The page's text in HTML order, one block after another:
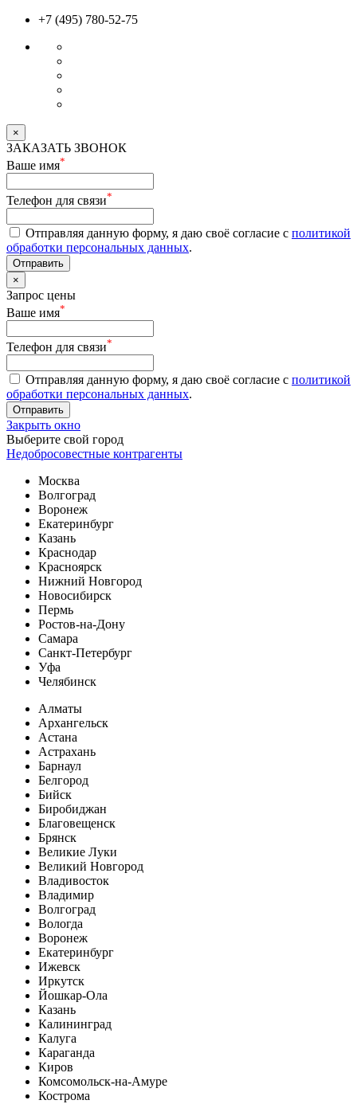
+7 (495) 780-52-75
×
ЗАКАЗАТЬ ЗВОНОК
Ваше имя*
Телефон для связи*
Отправляя данную форму, я даю своё согласие с политикой
обработки персональных данных.
Отправить
×
Запрос цены
Ваше имя*
Телефон для связи*
Отправляя данную форму, я даю своё согласие с политикой
обработки персональных данных.
Отправить
Закрыть окно
Выберите свой город
Недобросовестные контрагенты
Москва
Волгоград
Воронеж
Екатеринбург
Казань
Краснодар
Красноярск
Нижний Новгород
Новосибирск
Пермь
Ростов-на-Дону
Самара
Санкт-Петербург
Уфа
Челябинск
Алматы
Архангельск
Астана
Астрахань
Барнаул
Белгород
Бийск
Биробиджан
Благовещенск
Брянск
Великие Луки
Великий Новгород
Владивосток
Владимир
Волгоград
Вологда
Воронеж
Екатеринбург
Ижевск
Иркутск
Йошкар-Ола
Казань
Калининград
Калуга
Караганда
Киров
Комсомольск-на-Амуре
Кострома